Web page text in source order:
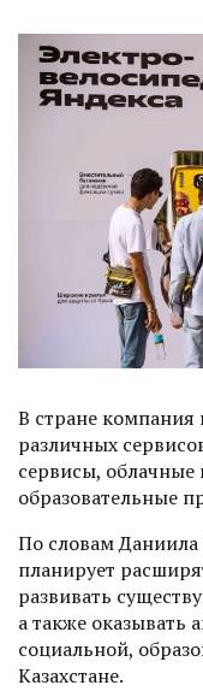
В стране компания
различных
сервисы, облачные
образовательные
По словам Даниила
планирует
развивать
а также оказывать
социальной,
Казахстане.